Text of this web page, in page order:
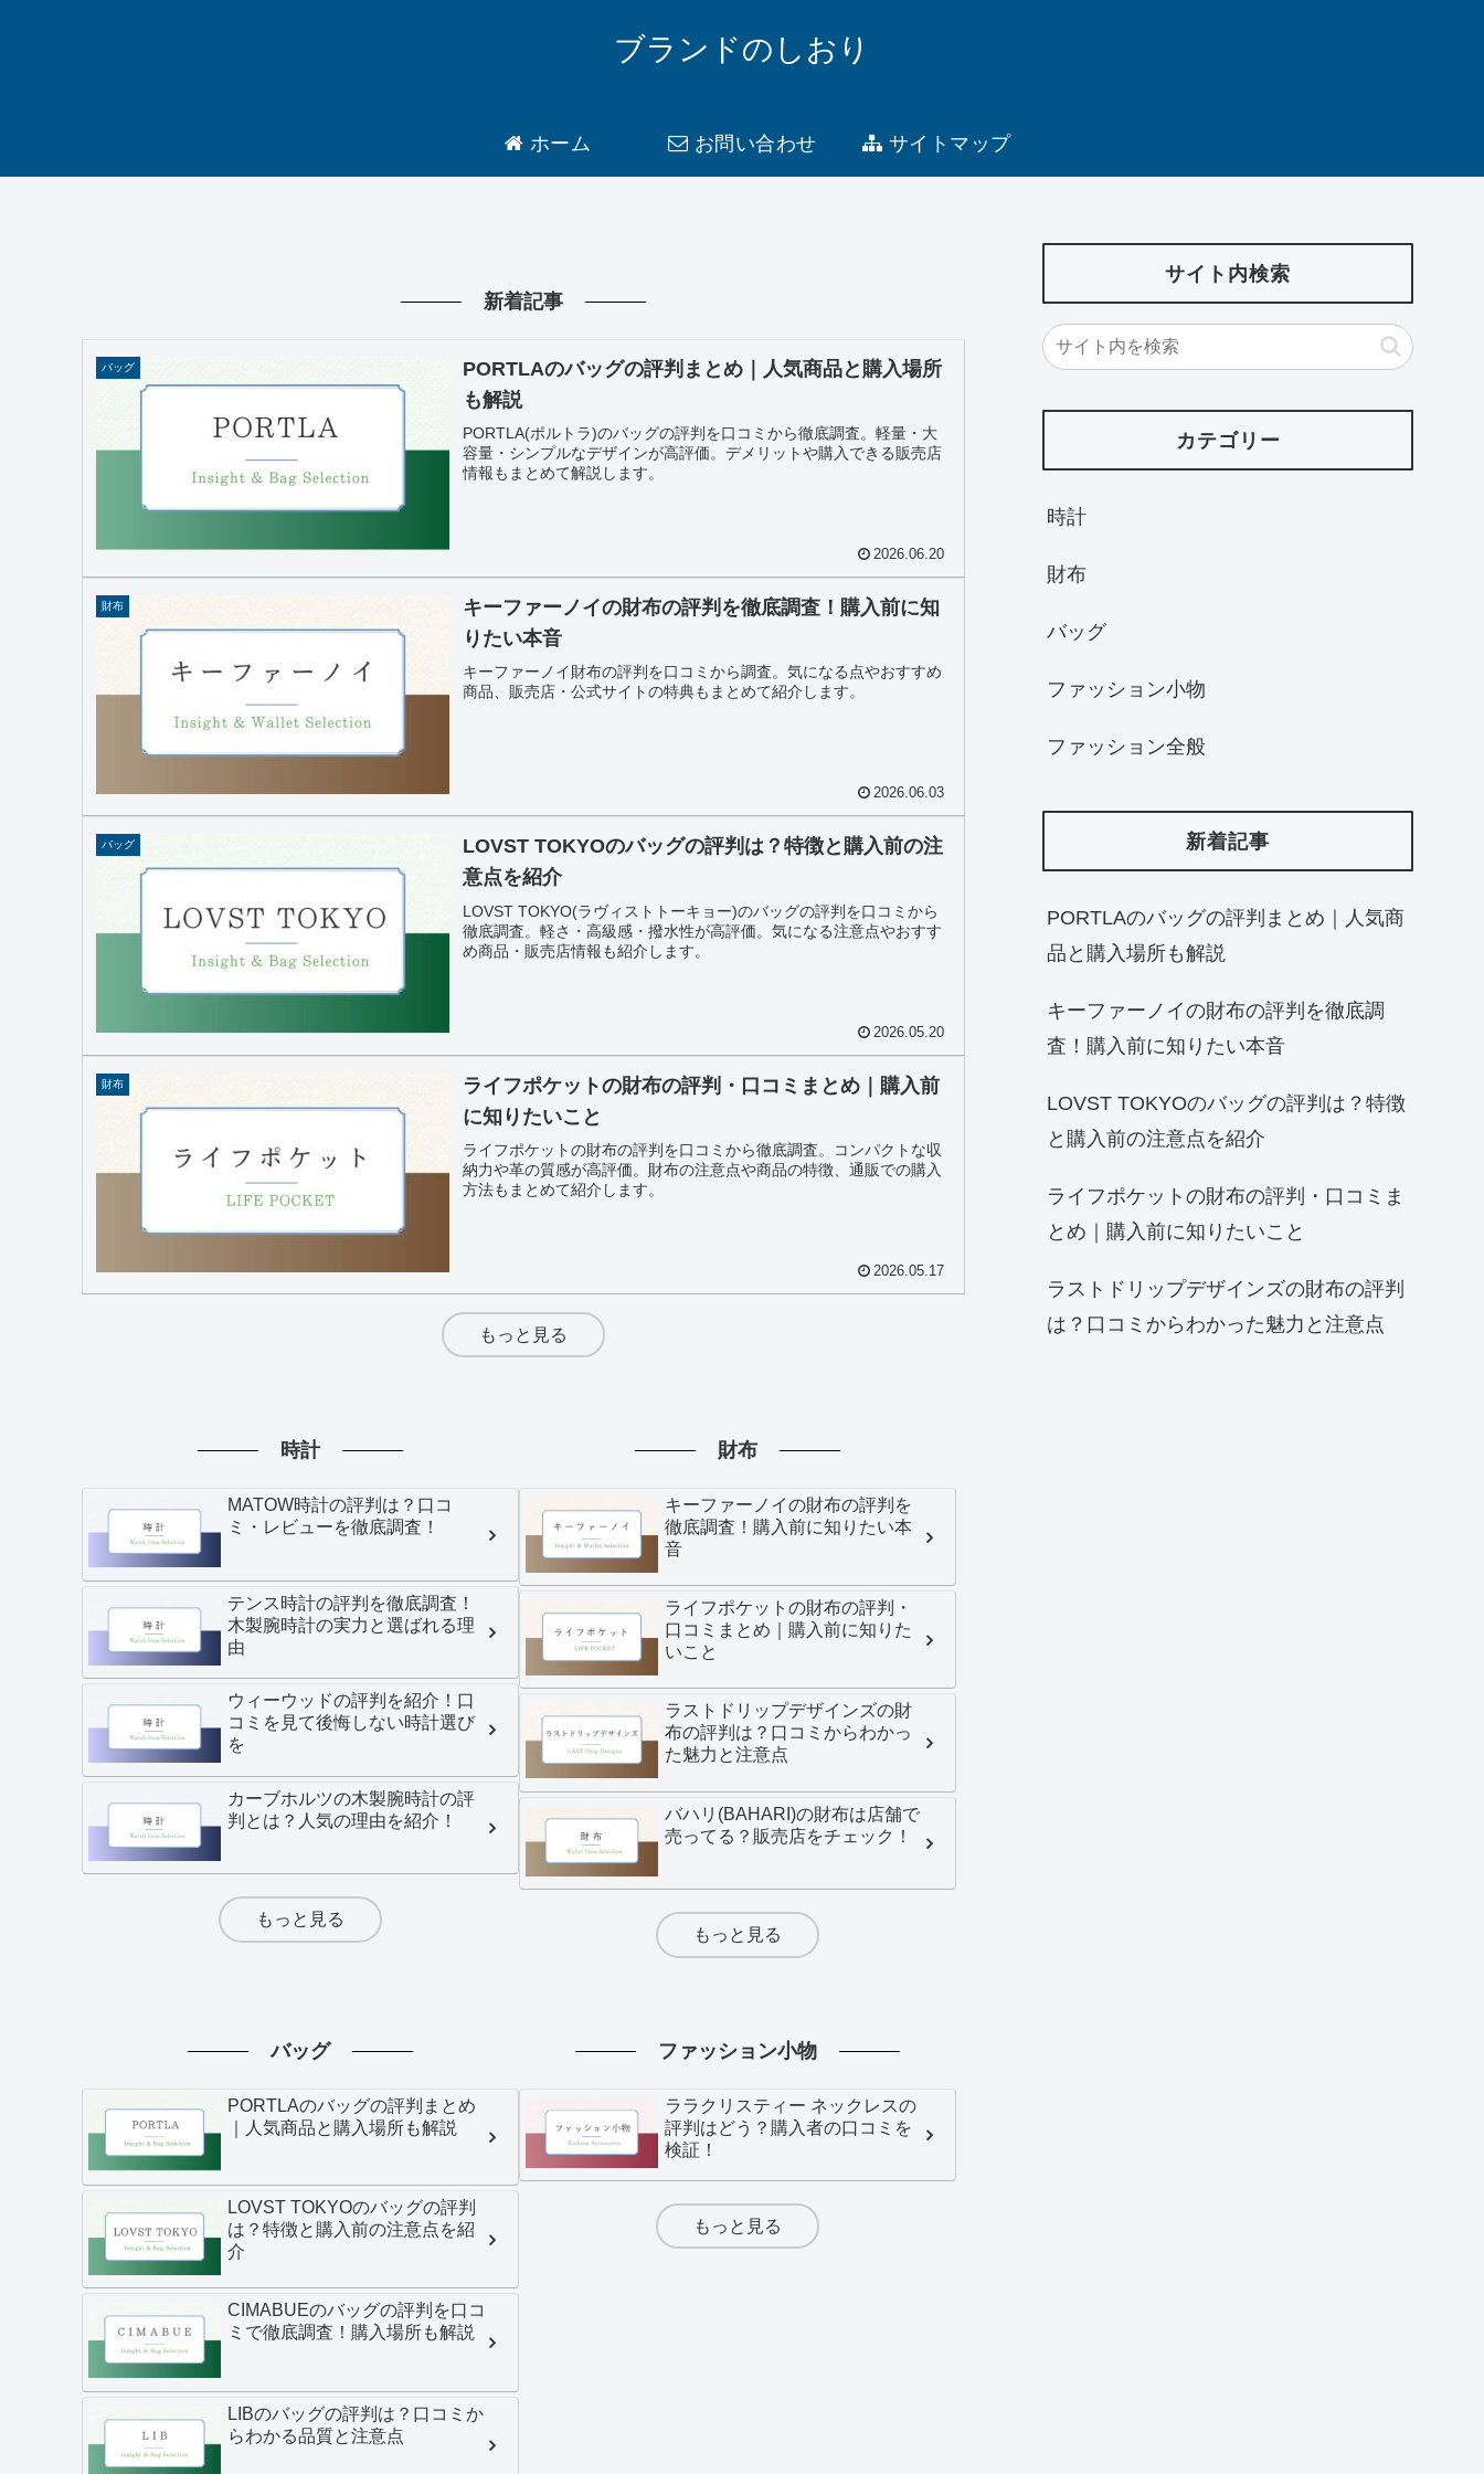
ブランドのしおり
ホーム お問い合わせ サイトマップ
新着記事
バッグ
PORTLAのバッグの評判まとめ｜人気商品と購入場所
も解説
PORTLA(ポルトラ)のバッグの評判を口コミから徹底調査。軽量・大
容量・シンプルなデザインが高評価。デメリットや購入できる販売店
情報もまとめて解説します。
2026.06.20
財布
キーファーノイの財布の評判を徹底調査！購入前に知
りたい本音
キーファーノイ財布の評判を口コミから調査。気になる点やおすすめ
商品、販売店・公式サイトの特典もまとめて紹介します。
2026.06.03
バッグ
LOVST TOKYOのバッグの評判は？特徴と購入前の注
意点を紹介
LOVST TOKYO(ラヴィストトーキョー)のバッグの評判を口コミから
徹底調査。軽さ・高級感・撥水性が高評価。気になる注意点やおすす
め商品・販売店情報も紹介します。
2026.05.20
財布
ライフポケットの財布の評判・口コミまとめ｜購入前
に知りたいこと
ライフポケットの財布の評判を口コミから徹底調査。コンパクトな収
納力や革の質感が高評価。財布の注意点や商品の特徴、通販での購入
方法もまとめて紹介します。
2026.05.17
もっと見る
時計
MATOW時計の評判は？口コ
ミ・レビューを徹底調査！
テンス時計の評判を徹底調査！
木製腕時計の実力と選ばれる理
由
ウィーウッドの評判を紹介！口
コミを見て後悔しない時計選び
を
カーブホルツの木製腕時計の評
判とは？人気の理由を紹介！
もっと見る
財布
キーファーノイの財布の評判を
徹底調査！購入前に知りたい本
音
ライフポケットの財布の評判・
口コミまとめ｜購入前に知りた
いこと
ラストドリップデザインズの財
布の評判は？口コミからわかっ
た魅力と注意点
バハリ(BAHARI)の財布は店舗で
売ってる？販売店をチェック！
もっと見る
バッグ
PORTLAのバッグの評判まとめ
｜人気商品と購入場所も解説
LOVST TOKYOのバッグの評判
は？特徴と購入前の注意点を紹
介
CIMABUEのバッグの評判を口コ
ミで徹底調査！購入場所も解説
LIBのバッグの評判は？口コミか
らわかる品質と注意点
ファッション小物
ララクリスティー ネックレスの
評判はどう？購入者の口コミを
検証！
もっと見る
サイト内検索
カテゴリー
時計
財布
バッグ
ファッション小物
ファッション全般
新着記事
PORTLAのバッグの評判まとめ｜人気商
品と購入場所も解説
キーファーノイの財布の評判を徹底調
査！購入前に知りたい本音
LOVST TOKYOのバッグの評判は？特徴
と購入前の注意点を紹介
ライフポケットの財布の評判・口コミま
とめ｜購入前に知りたいこと
ラストドリップデザインズの財布の評判
は？口コミからわかった魅力と注意点